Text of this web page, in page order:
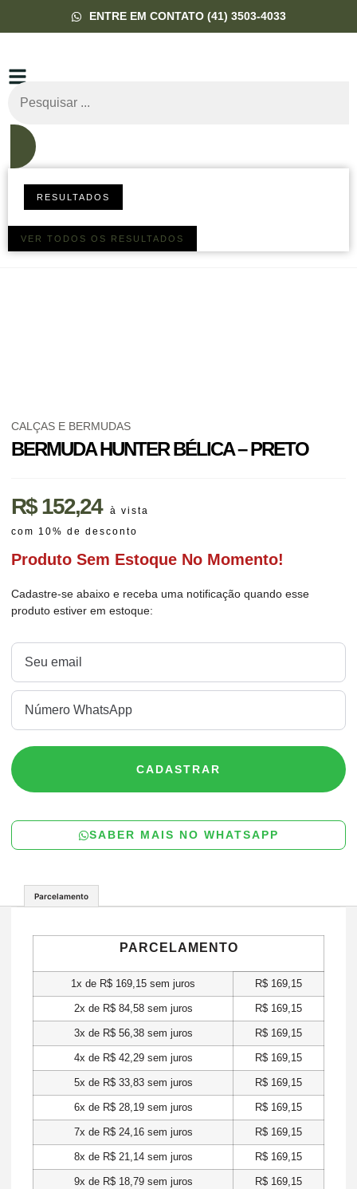
ENTRE EM CONTATO (41) 3503-4033
RESULTADOS
VER TODOS OS RESULTADOS
CALÇAS E BERMUDAS
BERMUDA HUNTER BÉLICA – PRETO
R$152,24
à vista
com 10% de desconto
Produto Sem Estoque No Momento!
Cadastre-se abaixo e receba uma notificação quando esse
produto estiver em estoque:
CADASTRAR
SABER MAIS NO WHATSAPP
Parcelamento
PARCELAMENTO
1x de R$ 169,15 sem juros R$ 169,15
2x de R$84,58sem juros R$ 169,15
3x de R$56,38sem juros R$ 169,15
4x de R$42,29sem juros R$ 169,15
5x de R$33,83sem juros R$ 169,15
6x de R$28,19sem juros R$ 169,15
7x de R$24,16sem juros R$ 169,15
8x de R$21,14sem juros R$ 169,15
9x de R$18,79sem juros R$ 169,15